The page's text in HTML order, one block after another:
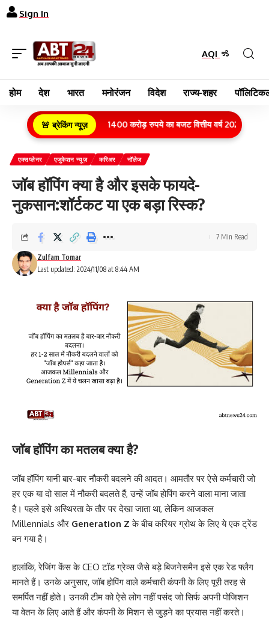
Sign In
AQI
होम देश भारत मनोरंजन विदेश राज्य-शहर
🚨 ब्रेकिंग न्यूज़
के लिए आवास योजना में 1400 करोड़ रुपये का बजट वित्तीय वर्ष 2026-27
एक्सप्लेनर एजुकेशन न्यूज़ करिअर नॉलेज
जॉब हॉपिंग क्या है और इसके फायदे-
नुकसान:शॉर्टकट या एक बड़ा रिस्क?
Last updated: 2024/11/08 at 8:44 AM
Zulfam Tomar
7 Min Read
जॉब हॉपिंग का मतलब क्या है?
जॉब हॉपिंग यानी बार-बार नौकरी बदलने की आदत। आमतौर पर ऐसे कर्मचारी जो
हर एक या दो साल में नौकरी बदलते हैं, उन्हें जॉब होपिंग करने वाला माना जाता
है। पहले इसे अस्थिरता के तौर पर देखा जाता था, लेकिन आजकल
Millennials और Generation Z के बीच करियर ग्रोथ के लिए ये एक ट्रेंड
बन गया है।
हालांकि, रेजिंग केंस के CEO टॉड ग्रेव्स जैसे बड़े बिजनेसमैन इसे एक रेड फ्लैग
मानते हैं। उनके अनुसार, जॉब होपिंग वाले कर्मचारी कंपनी के लिए पूरी तरह से
समर्पित नहीं होते। उनकी टीम को ऐसे लोग नहीं पसंद जो सिर्फ अपनी पोजिशन
या वेतन के लिए आते हैं और कंपनी के मिशन से जुड़ने का प्रयास नहीं करते।